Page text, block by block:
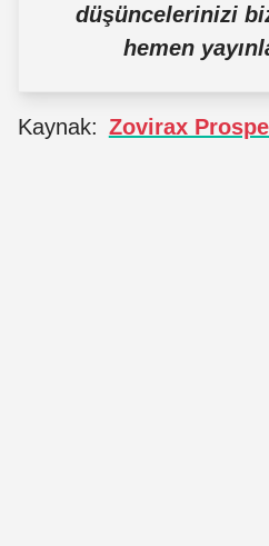
düşüncelerinizi
hemen
Kaynak: Zovirax